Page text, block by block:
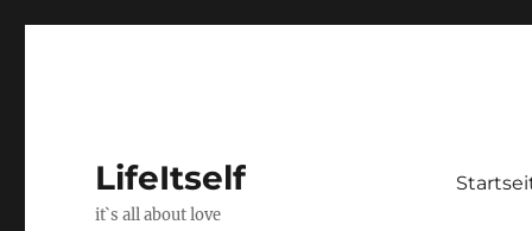
LifeItself
it`s all about love